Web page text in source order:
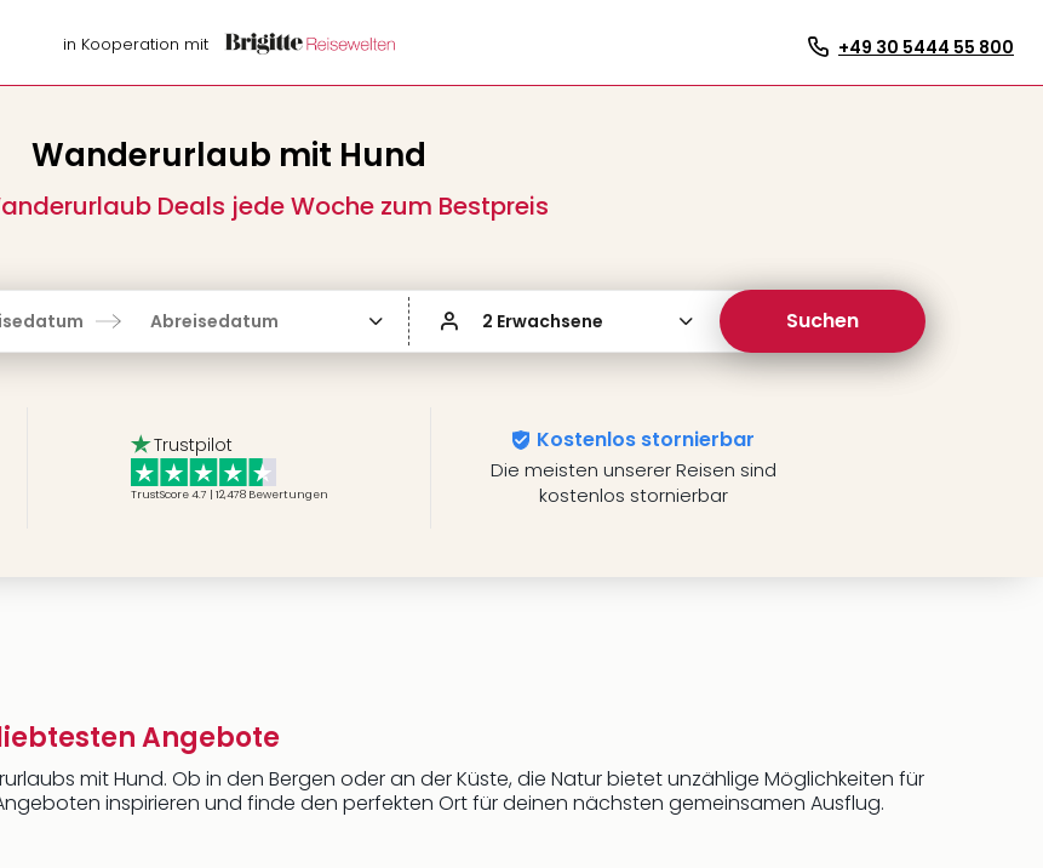
in Kooperation mit +49 30 5444 55 800
Wanderurlaub mit Hund
Deals jede Woche zum Bestpreis
Abreisedatum 2 Erwachsene Suchen
Trustpilot
TrustScore 4.7 | 12,478 Bewertungen
Kostenlos stornierbar
Die meisten unserer Reisen sind
kostenlos stornierbar
Angebote
mit Hund. Ob in den Bergen oder an der Küste, die Natur bietet unzählige Möglichkeiten für
inspirieren und finde den perfekten Ort für deinen nächsten gemeinsamen Ausflug.